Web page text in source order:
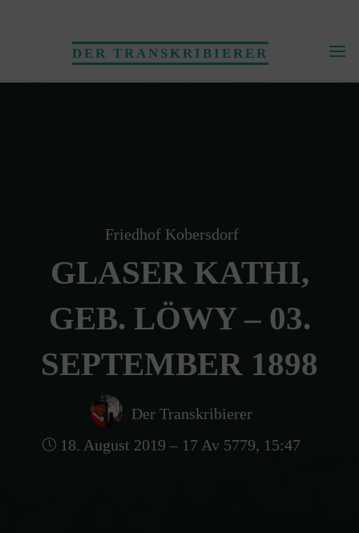
DER TRANSKRIBIERER
Friedhof Kobersdorf
GLASER KATHI,
GEB. LÖWY – 03.
SEPTEMBER 1898
Der Transkribierer
18. August 2019 – 17 Av 5779, 15:47